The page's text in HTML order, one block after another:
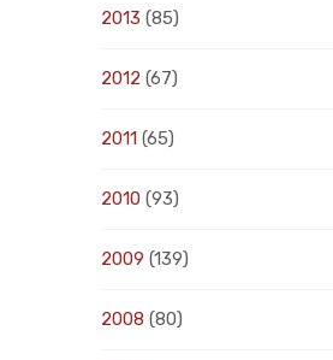
2013 (85)
2012 (67)
2011 (65)
2010 (93)
2009 (139)
2008 (80)